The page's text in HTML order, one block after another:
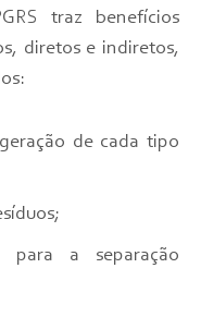
traz benefícios
diretos e indiretos,
de cada tipo
para a separação